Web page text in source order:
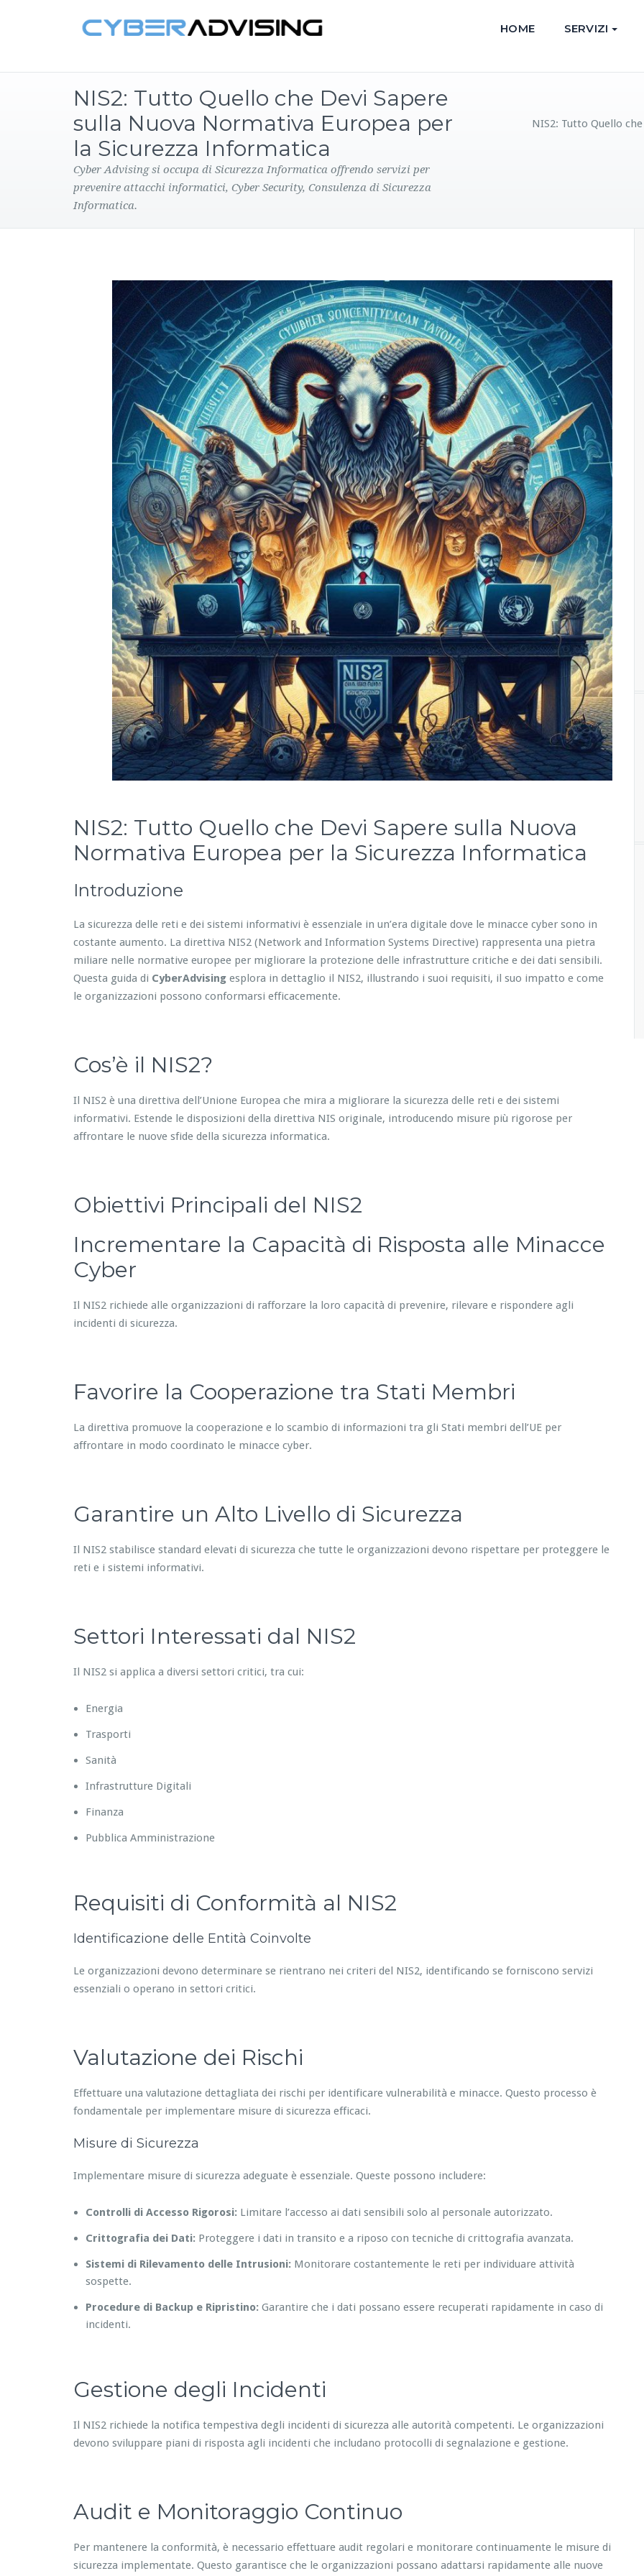
HOME SERVIZI
NIS2: Tutto Quello che Devi Sapere
sulla Nuova Normativa Europea per
la Sicurezza Informatica
Cyber Advising si occupa di Sicurezza Informatica offrendo servizi per
prevenire attacchi informatici, Cyber Security, Consulenza di Sicurezza
Informatica.
NIS2: Tutto Quello
NIS2: Tutto Quello che Devi Sapere sulla Nuova
Normativa Europea per la Sicurezza Informatica
Introduzione
La sicurezza delle reti e dei sistemi informativi è essenziale in un’era digitale dove le minacce cyber sono in
costante aumento. La direttiva NIS2 (Network and Information Systems Directive) rappresenta una pietra
miliare nelle normative europee per migliorare la protezione delle infrastrutture critiche e dei dati sensibili.
Questa guida di CyberAdvising esplora in dettaglio il NIS2, illustrando i suoi requisiti, il suo impatto e come
le organizzazioni possono conformarsi efficacemente.
Cos’è il NIS2?
Il NIS2 è una direttiva dell’Unione Europea che mira a migliorare la sicurezza delle reti e dei sistemi
informativi. Estende le disposizioni della direttiva NIS originale, introducendo misure più rigorose per
affrontare le nuove sfide della sicurezza informatica.
Obiettivi Principali del NIS2
Incrementare la Capacità di Risposta alle Minacce
Cyber
Il NIS2 richiede alle organizzazioni di rafforzare la loro capacità di prevenire, rilevare e rispondere agli
incidenti di sicurezza.
Favorire la Cooperazione tra Stati Membri
La direttiva promuove la cooperazione e lo scambio di informazioni tra gli Stati membri dell’UE per
affrontare in modo coordinato le minacce cyber.
Garantire un Alto Livello di Sicurezza
Il NIS2 stabilisce standard elevati di sicurezza che tutte le organizzazioni devono rispettare per proteggere le
reti e i sistemi informativi.
Settori Interessati dal NIS2
Il NIS2 si applica a diversi settori critici, tra cui:
Energia
Trasporti
Sanità
Infrastrutture Digitali
Finanza
Pubblica Amministrazione
Requisiti di Conformità al NIS2
Identificazione delle Entità Coinvolte
Le organizzazioni devono determinare se rientrano nei criteri del NIS2, identificando se forniscono servizi
essenziali o operano in settori critici.
Valutazione dei Rischi
Effettuare una valutazione dettagliata dei rischi per identificare vulnerabilità e minacce. Questo processo è
fondamentale per implementare misure di sicurezza efficaci.
Misure di Sicurezza
Implementare misure di sicurezza adeguate è essenziale. Queste possono includere:
Controlli di Accesso Rigorosi: Limitare l’accesso ai dati sensibili solo al personale autorizzato.
Crittografia dei Dati: Proteggere i dati in transito e a riposo con tecniche di crittografia avanzata.
Sistemi di Rilevamento delle Intrusioni: Monitorare costantemente le reti per individuare attività
sospette.
Procedure di Backup e Ripristino: Garantire che i dati possano essere recuperati rapidamente in caso di
incidenti.
Gestione degli Incidenti
Il NIS2 richiede la notifica tempestiva degli incidenti di sicurezza alle autorità competenti. Le organizzazioni
devono sviluppare piani di risposta agli incidenti che includano protocolli di segnalazione e gestione.
Audit e Monitoraggio Continuo
Per mantenere la conformità, è necessario effettuare audit regolari e monitorare continuamente le misure di
sicurezza implementate. Questo garantisce che le organizzazioni possano adattarsi rapidamente alle nuove